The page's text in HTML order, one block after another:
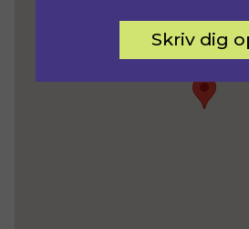
Skriv dig